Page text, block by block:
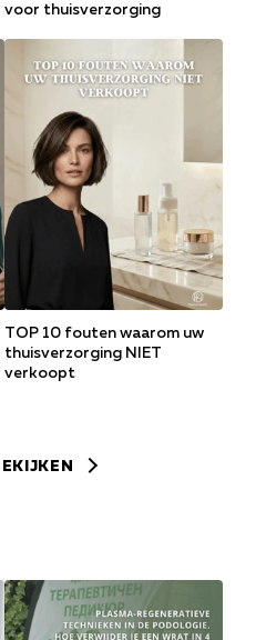
voor thuisverzorging
TOP 10 fouten waarom uw
thuisverzorging NIET
verkoopt